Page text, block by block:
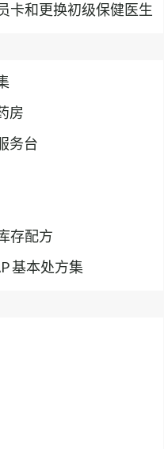
卡和更换初级保健医生
房
务台
存配方
基本处方集